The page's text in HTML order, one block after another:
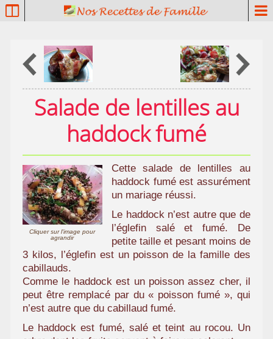
P
Salade de lentilles au
haddock fumé
Cliquer sur l'image pour
agrandir
Cette salade de lentilles au
haddock fumé est assurément
un mariage réussi.
Le haddock n’est autre que de
l’églefin salé et fumé. De
petite taille et pesant moins de
3 kilos, l’églefin est un poisson de la famille des
cabillauds.
Comme le haddock est un poisson assez cher, il
peut être remplacé par du « poisson fumé », qui
n’est autre que du cabillaud fumé.
Le haddock est fumé, salé et teint au rocou. Un